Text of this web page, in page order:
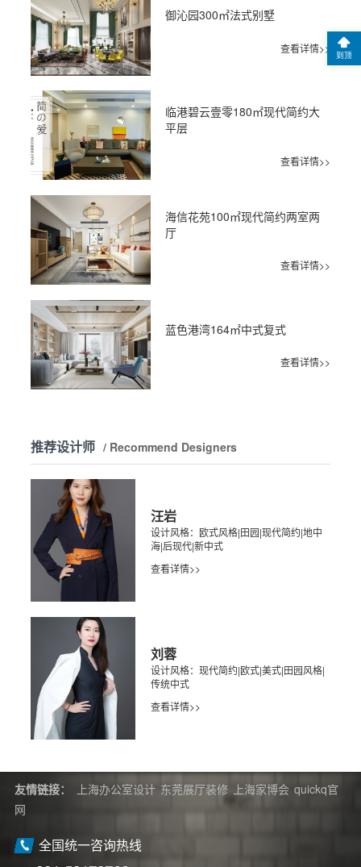
御沁园300㎡法式别墅
查看详情>>
临港碧云壹零180㎡现代简约大
平层
查看详情>>
海信花苑100㎡现代简约两室两
厅
查看详情>>
蓝色港湾164㎡中式复式
查看详情>>
推荐设计师 / Recommend Designers
汪岩
设计风格：欧式风格|田园|现代简约|地中
海|后现代|新中式
查看详情>>
刘蓉
设计风格：现代简约|欧式|美式|田园风格|
传统中式
查看详情>>
友情链接： 上海办公室设计 东莞展厅装修 上海家博会 quickq官
网
全国统一咨询热线
到顶